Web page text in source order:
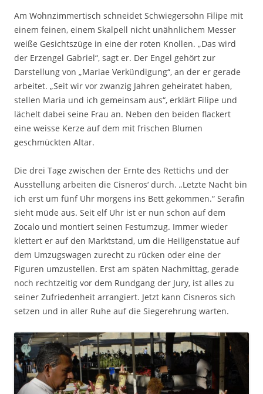
Am Wohnzimmertisch schneidet Schwiegersohn Filipe mit
einem feinen, einem Skalpell nicht unähnlichem Messer
weiße Gesichtszüge in eine der roten Knollen. „Das wird
der Erzengel Gabriel“, sagt er. Der Engel gehört zur
Darstellung von „Mariae Verkündigung“, an der er gerade
arbeitet. „Seit wir vor zwanzig Jahren geheiratet haben,
stellen Maria und ich gemeinsam aus“, erklärt Filipe und
lächelt dabei seine Frau an. Neben den beiden flackert
eine weisse Kerze auf dem mit frischen Blumen
geschmückten Altar.
Die drei Tage zwischen der Ernte des Rettichs und der
Ausstellung arbeiten die Cisneros‘ durch. „Letzte Nacht bin
ich erst um fünf Uhr morgens ins Bett gekommen.“ Serafin
sieht müde aus. Seit elf Uhr ist er nun schon auf dem
Zocalo und montiert seinen Festumzug. Immer wieder
klettert er auf den Marktstand, um die Heiligenstatue auf
dem Umzugswagen zurecht zu rücken oder eine der
Figuren umzustellen. Erst am späten Nachmittag, gerade
noch rechtzeitig vor dem Rundgang der Jury, ist alles zu
seiner Zufriedenheit arrangiert. Jetzt kann Cisneros sich
setzen und in aller Ruhe auf die Siegerehrung warten.